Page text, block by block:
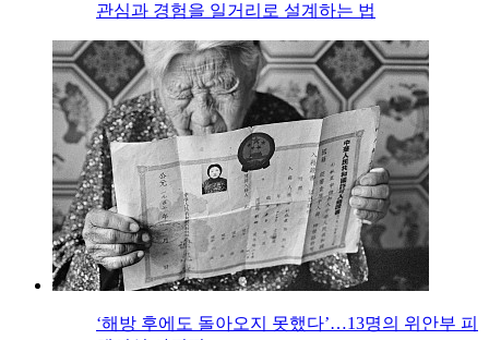
관심과 경험을 일거리로 설계하는 법
‘해방 후에도 돌아오지 못했다’…13명의 위안부 피